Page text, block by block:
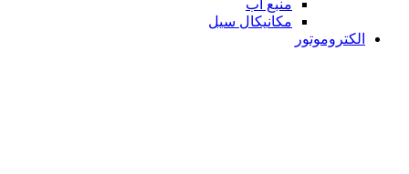
منبع آب
مکانیکال سیل
الکتروموتور